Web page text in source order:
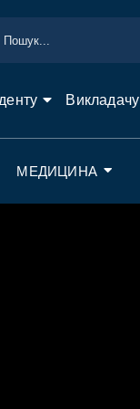
Викладачу
МЕДИЦИНА